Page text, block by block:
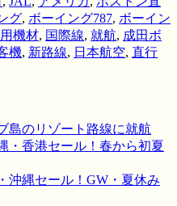
グ, ボーイング787, ボーイン
機材, 国際線, 就航, 成田ボ
機, 新路線, 日本航空, 直行
島のリゾート路線に就航
・香港セール！春から初夏
沖縄セール！GW・夏休み